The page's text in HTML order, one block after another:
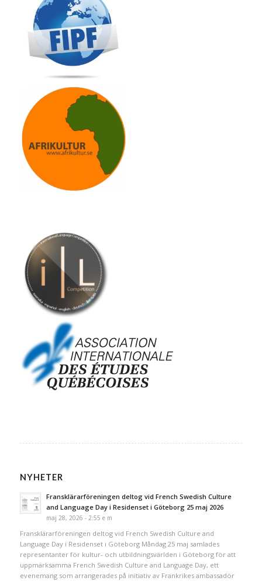
NYHETER
Fransklärarföreningen deltog vid French Swedish Culture
and Language Day i Residenset i Göteborg 25 maj 2026
maj 28, 2026 - 2:55 e m
Fransklärarföreningen deltog vid French Swedish Culture and
Language Day i Residenset i Göteborg Måndag 25 maj samlades
representanter för kultur- och utbildningsvärlden i Göteborg för att
uppmärksamma French Swedish Culture and Language Day, ett
evenemang som arrangerades på initiativ av Frankrikes ambassadör